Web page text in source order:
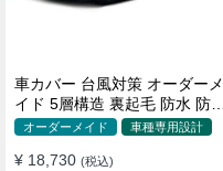
車カバー 台風対策 オーダーメ
イド 5層構造 裏起毛 防水 防雨
軽/普自動車 SUV対応 おすすめ
オーダーメイド 車種専用設計
¥ 18,730 (税込)